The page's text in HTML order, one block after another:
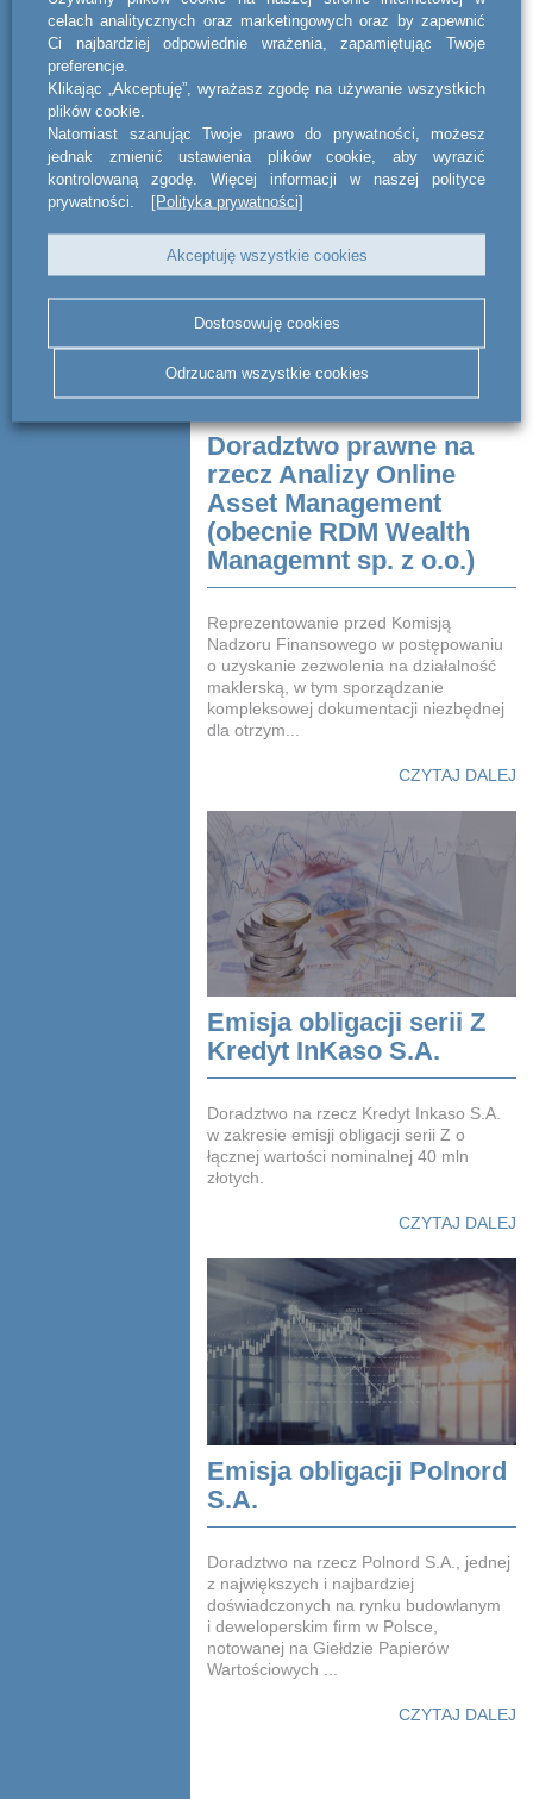
doradzała kompleksowo TK Finans
obligacji o wartości 20 mln złotych.
Środki z emisji zostaną przeznacz...
Doradztwo prawne na
rzecz Analizy Online
Asset Management
(obecnie RDM Wealth
Managemnt sp. z o.o.)
Reprezentowanie przed Komisją
Nadzoru Finansowego w postępowaniu
o uzyskanie zezwolenia na działalność
maklerską, w tym sporządzanie
kompleksowej dokumentacji niezbędnej
dla otrzym...
CZYTAJ DALEJ
Emisja obligacji serii Z
Kredyt InKaso S.A.
Doradztwo na rzecz Kredyt Inkaso S.A.
w zakresie emisji obligacji serii Z o
łącznej wartości nominalnej 40 mln
złotych.
CZYTAJ DALEJ
Emisja obligacji Polnord
S.A.
Doradztwo na rzecz Polnord S.A., jednej
z największych i najbardziej
doświadczonych na rynku budowlanym
i deweloperskim firm w Polsce,
notowanej na Giełdzie Papierów
Wartościowych ...
CZYTAJ DALEJ
celach analitycznych oraz marketingowych oraz by zapewnić
Ci najbardziej odpowiednie wrażenia, zapamiętując Twoje
preferencje.
Klikając „Akceptuję”, wyrażasz zgodę na używanie wszystkich
plików cookie.
Natomiast szanując Twoje prawo do prywatności, możesz
jednak zmienić ustawienia plików cookie, aby wyrazić
kontrolowaną zgodę. Więcej informacji w naszej polityce
prywatności.
[Polityka prywatności]
Akceptuję wszystkie cookies
Dostosowuję cookies
Odrzucam wszystkie cookies